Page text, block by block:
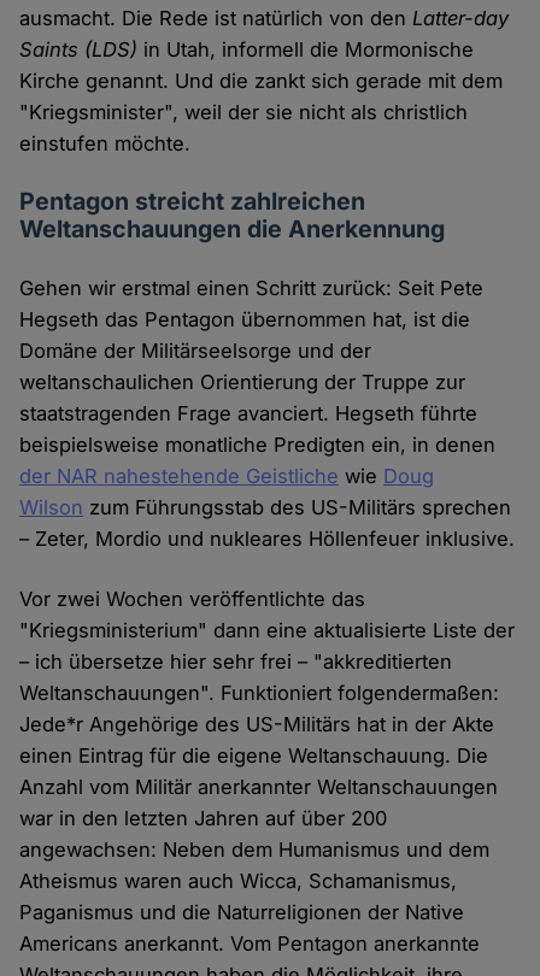
ausmacht. Die Rede ist natürlich von den Latter-day
Saints (LDS) in Utah, informell die Mormonische
Kirche genannt. Und die zankt sich gerade mit dem
"Kriegsminister", weil der sie nicht als christlich
einstufen möchte.
Pentagon streicht zahlreichen
Weltanschauungen die Anerkennung
Gehen wir erstmal einen Schritt zurück: Seit Pete
Hegseth das Pentagon übernommen hat, ist die
Domäne der Militärseelsorge und der
weltanschaulichen Orientierung der Truppe zur
staatstragenden Frage avanciert. Hegseth führte
beispielsweise monatliche Predigten ein, in denen
der NAR nahestehende Geistliche wie Doug
Wilson zum Führungsstab des US-Militärs sprechen
– Zeter, Mordio und nukleares Höllenfeuer inklusive.
Vor zwei Wochen veröffentlichte das
"Kriegsministerium" dann eine aktualisierte Liste der
– ich übersetze hier sehr frei – "akkreditierten
Weltanschauungen". Funktioniert folgendermaßen:
Jede*r Angehörige des US-Militärs hat in der Akte
einen Eintrag für die eigene Weltanschauung. Die
Anzahl vom Militär anerkannter Weltanschauungen
war in den letzten Jahren auf über 200
angewachsen: Neben dem Humanismus und dem
Atheismus waren auch Wicca, Schamanismus,
Paganismus und die Naturreligionen der Native
Americans anerkannt. Vom Pentagon anerkannte